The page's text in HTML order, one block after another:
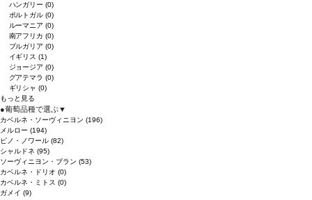
ハンガリー(0)
ポルトガル(0)
ルーマニア(0)
南アフリカ(0)
ブルガリア(0)
イギリス(1)
ジョージア(0)
グアテマラ(0)
ギリシャ(0)
もっと見る
●葡萄品種で選ぶ▼
カベルネ・ソーヴィニヨン (196)
メルロー (194)
ピノ・ノワール (82)
シャルドネ (95)
ソーヴィニヨン・ブラン (53)
カベルネ・ドリオ (0)
カベルネ・ミトス (0)
ガメイ (9)